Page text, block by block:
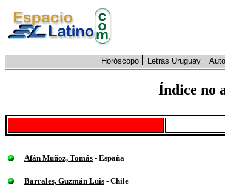
Horóscopo Letras Uruguay
Índice no
Afán Muñoz, Tomás - España
Barrales, Guzmán Luis - Chile